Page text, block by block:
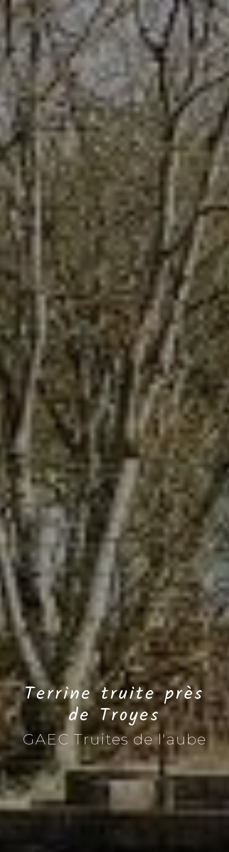
Terrine truite près
de Troyes
GAEC Truites de l'aube